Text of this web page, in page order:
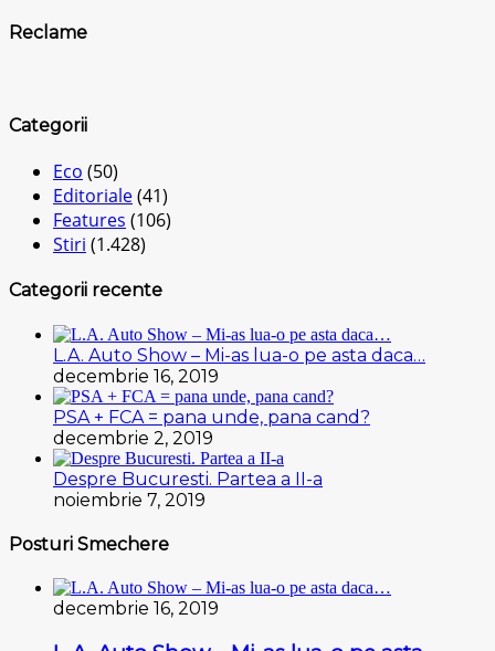
Reclame
Categorii
Eco (50)
Editoriale(41)
Features (106)
Stiri (1.428)
Categorii recente
L.A. Auto Show – Mi-as lua-o pe asta daca…
decembrie 16, 2019
PSA + FCA = pana unde, pana cand?
decembrie 2, 2019
Despre Bucuresti. Partea a II-a
noiembrie 7, 2019
Posturi Smechere
decembrie 16, 2019